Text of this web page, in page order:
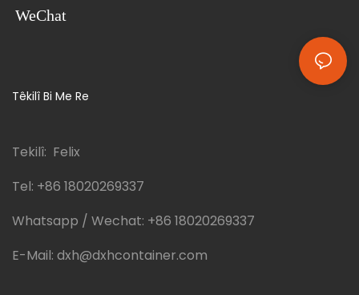
WeChat
Têkilî Bi Me Re
Tekilî: Felix
Tel: +86 18020269337
Whatsapp / Wechat: +86 18020269337
E-Mail: dxh@dxhcontainer.com